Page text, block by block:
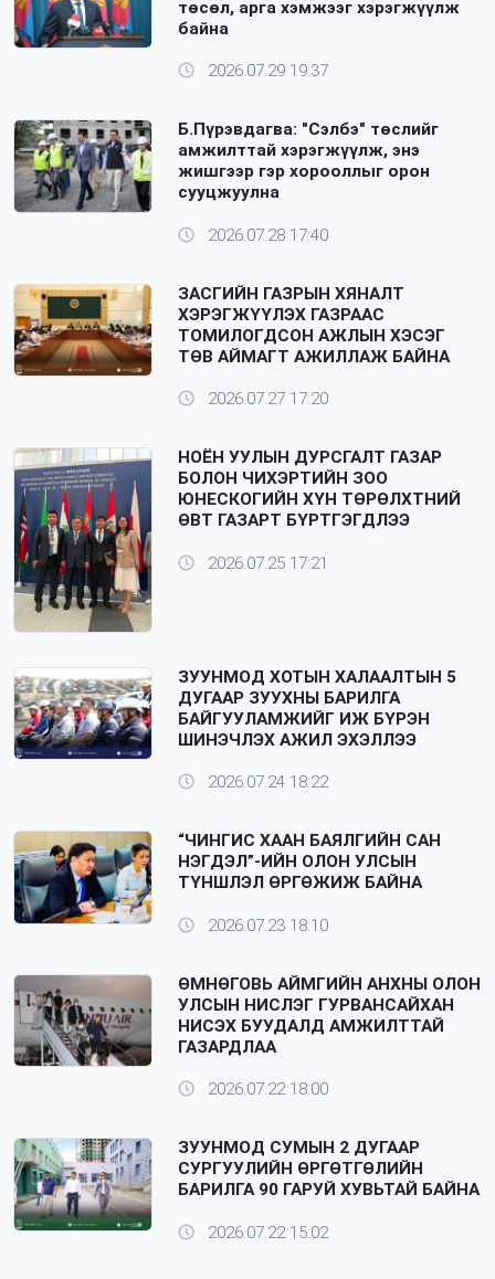
төсөл, арга хэмжээг хэрэгжүүлж
байна
2026.07.29 19:37
Б.Пүрэвдагва: "Сэлбэ" төслийг
амжилттай хэрэгжүүлж, энэ
жишгээр гэр хорооллыг орон
сууцжуулна
2026.07.28 17:40
ЗАСГИЙН ГАЗРЫН ХЯНАЛТ
ХЭРЭГЖҮҮЛЭХ ГАЗРААС
ТОМИЛОГДСОН АЖЛЫН ХЭСЭГ
ТӨВ АЙМАГТ АЖИЛЛАЖ БАЙНА
2026.07.27 17:20
НОЁН УУЛЫН ДУРСГАЛТ ГАЗАР
БОЛОН ЧИХЭРТИЙН ЗОО
ЮНЕСКОГИЙН ХҮН ТӨРӨЛХТНИЙ
ӨВТ ГАЗАРТ БҮРТГЭГДЛЭЭ
2026.07.25 17:21
ЗУУНМОД ХОТЫН ХАЛААЛТЫН 5
ДУГААР ЗУУХНЫ БАРИЛГА
БАЙГУУЛАМЖИЙГ ИЖ БҮРЭН
ШИНЭЧЛЭХ АЖИЛ ЭХЭЛЛЭЭ
2026.07.24 18:22
“ЧИНГИС ХААН БАЯЛГИЙН САН
НЭГДЭЛ”-ИЙН ОЛОН УЛСЫН
ТҮНШЛЭЛ ӨРГӨЖИЖ БАЙНА
2026.07.23 18:10
ӨМНӨГОВЬ АЙМГИЙН АНХНЫ ОЛОН
УЛСЫН НИСЛЭГ ГУРВАНСАЙХАН
НИСЭХ БУУДАЛД АМЖИЛТТАЙ
ГАЗАРДЛАА
2026.07.22 18:00
ЗУУНМОД СУМЫН 2 ДУГААР
СУРГУУЛИЙН ӨРГӨТГӨЛИЙН
БАРИЛГА 90 ГАРУЙ ХУВЬТАЙ БАЙНА
2026.07.22 15:02